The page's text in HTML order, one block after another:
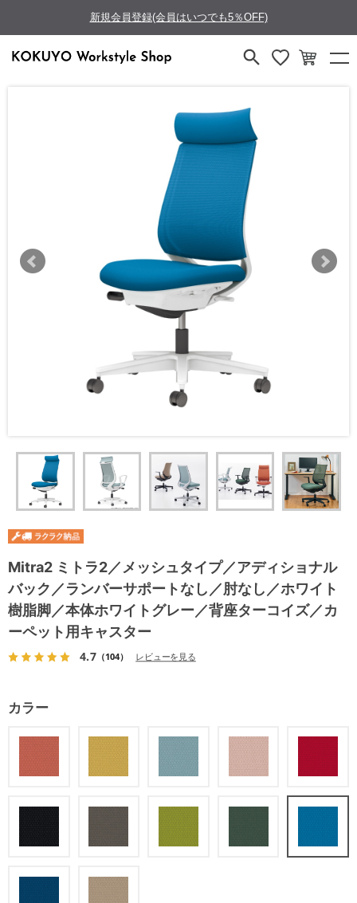
新規会員登録(会員はいつでも5％OFF)
Mitra2 ミトラ2／メッシュタイプ／アディショナル
バック／ランバーサポートなし／肘なし／ホワイト
樹脂脚／本体ホワイトグレー／背座ターコイズ／カ
ーペット用キャスター
4.7（104） レビューを見る
カラー